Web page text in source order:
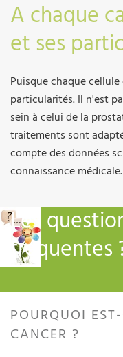
A chaque
et ses
Puisque chaque
particularités. Il n'est
sein à celui de la
traitements sont
compte des données
connaissance médicale.
Les
fréquentes
POURQUOI
CANCER ?